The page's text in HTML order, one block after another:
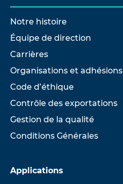
Notre histoire
Équipe de direction
Carrières
Organisations et adhésions
Code d’éthique
Contrôle des exportations
Gestion de la qualité
Conditions Générales
Applications